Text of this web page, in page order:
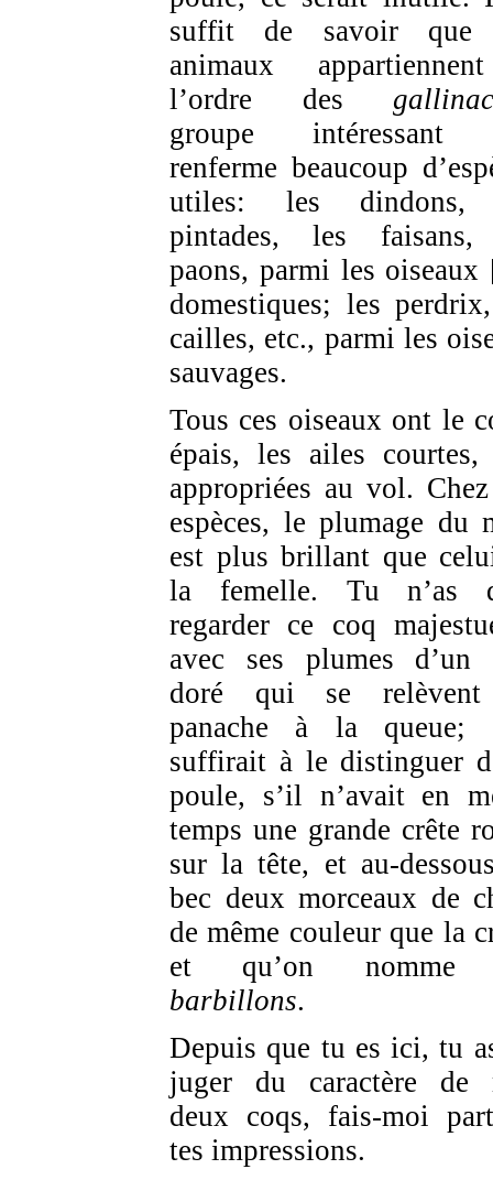
suffit de savoir que
animaux
l’ordre des
groupe intéressant
renferme beaucoup
utiles: les dindons,
pintades, les
paons, parmi les oiseaux
domestiques; les
cailles, etc., parmi les
sauvages.
Tous ces oiseaux ont le
épais, les ailes courtes,
appropriées au vol.
espèces, le plumage du
est plus brillant que
la femelle. Tu n’as
regarder ce coq
avec ses plumes d’un
doré qui se
panache à la queue;
suffirait à le distinguer
poule, s’il n’avait en
temps une grande crête
sur la tête, et au-
bec deux morceaux de
de même couleur que la
et qu’on nomme
barbillons.
Depuis que tu es ici, tu
juger du caractère de
deux coqs, fais-moi
tes impressions.